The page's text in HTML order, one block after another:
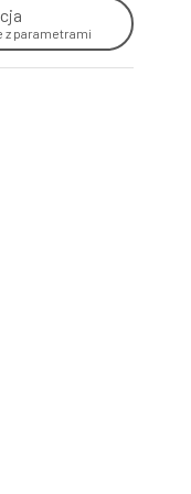
z parametrami